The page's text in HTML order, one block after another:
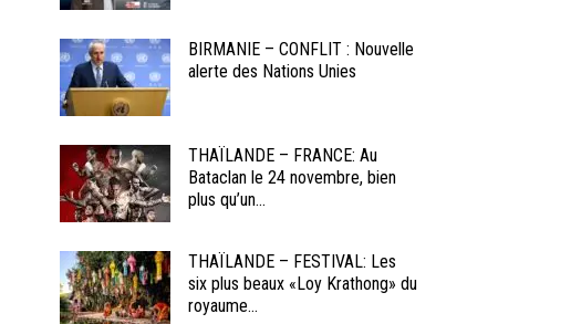
BIRMANIE – CONFLIT : Nouvelle
alerte des Nations Unies
THAÏLANDE – FRANCE: Au
Bataclan le 24 novembre, bien
plus qu’un...
THAÏLANDE – FESTIVAL: Les
six plus beaux «Loy Krathong» du
royaume...